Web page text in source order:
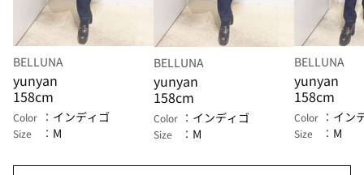
BELLUNA
yunyan
158cm
Color インディゴ
Size M
BELLUNA
yunyan
158cm
Color インディゴ
Size M
BELLUNA
yunyan
158cm
Color イン
Size M